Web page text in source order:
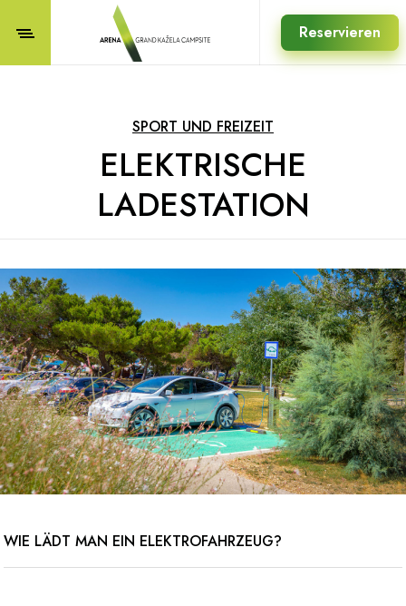
Reservieren
SPORT UND FREIZEIT
ELEKTRISCHE
LADESTATION
WIE LÄDT MAN EIN ELEKTROFAHRZEUG?